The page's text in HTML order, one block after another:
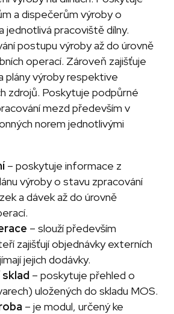
a dispečerům výroby o
jednotlivá pracoviště dílny.
postupu výroby až do úrovně
operací. Zároveň zajišťuje
plány výroby respektive
zdrojů. Poskytuje podpůrné
mezd především v
norem jednotlivými
– poskytuje informace z
výroby o stavu zpracování
a dávek až do úrovně
– slouží především
zajišťují objednávky externích
jejich dodávky.
– poskytuje přehled o
uložených do skladu MOS.
– je modul, určený ke